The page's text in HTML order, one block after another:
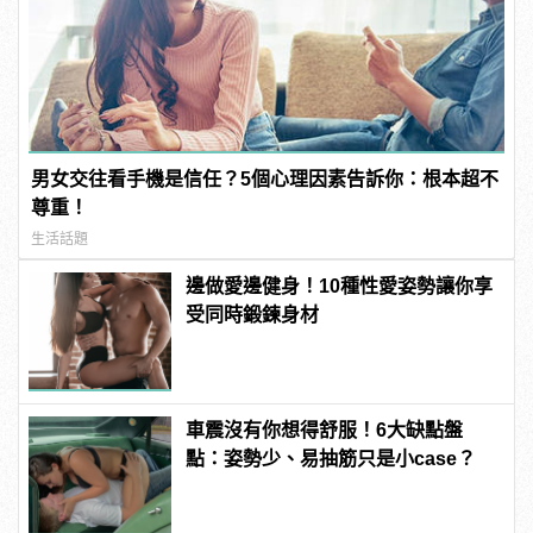
男女交往看手機是信任？5個心理因素告訴你：根本超不
尊重！
生活話題
邊做愛邊健身！10種性愛姿勢讓你享
受同時鍛鍊身材
車震沒有你想得舒服！6大缺點盤
點：姿勢少、易抽筋只是小case？